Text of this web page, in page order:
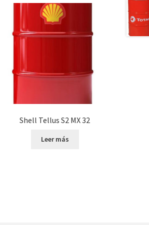
Shell Tellus S2 MX 32
Leer más